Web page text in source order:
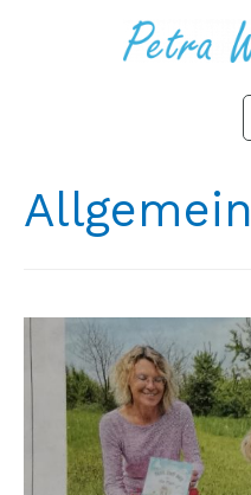
Allgemein